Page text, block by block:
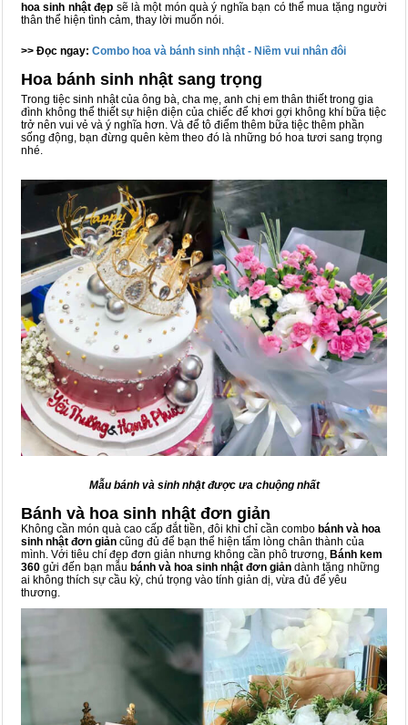
hoa sinh nhật đẹp sẽ là một món quà ý nghĩa bạn có thể mua tặng người
thân thể hiện tình cảm, thay lời muốn nói.
>> Đọc ngay: Combo hoa và bánh sinh nhật - Niềm vui nhân đôi
Hoa bánh sinh nhật sang trọng
Trong tiệc sinh nhật của ông bà, cha mẹ, anh chị em thân thiết trong gia
đình không thể thiết sự hiện diện của chiếc để khơi gợi không khí bữa tiệc
trở nên vui vẻ và ý nghĩa hơn. Và để tô điểm thêm bữa tiệc thêm phần
sống động, bạn đừng quên kèm theo đó là những bó hoa tươi sang trọng
nhé.
Mẫu bánh và sinh nhật được ưa chuộng nhất
Bánh và hoa sinh nhật đơn giản
Không cần món quà cao cấp đắt tiền, đôi khi chỉ cần combo bánh và hoa
sinh nhật đơn giản cũng đủ để bạn thể hiện tấm lòng chân thành của
mình. Với tiêu chí đẹp đơn giản nhưng không cần phô trương, Bánh kem
360 gửi đến bạn mẫu bánh và hoa sinh nhật đơn giản dành tặng những
ai không thích sự cầu kỳ, chú trọng vào tính giản dị, vừa đủ để yêu
thương.